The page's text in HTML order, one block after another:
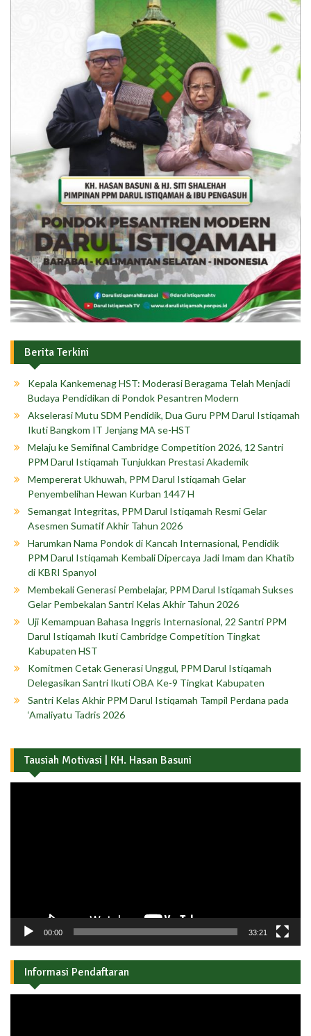
Berita Terkini
Kepala Kankemenag HST: Moderasi Beragama Telah Menjadi
Budaya Pendidikan di Pondok Pesantren Modern
Akselerasi Mutu SDM Pendidik, Dua Guru PPM Darul Istiqamah
Ikuti Bangkom IT Jenjang MA se-HST
Melaju ke Semifinal Cambridge Competition 2026, 12 Santri
PPM Darul Istiqamah Tunjukkan Prestasi Akademik
Mempererat Ukhuwah, PPM Darul Istiqamah Gelar
Penyembelihan Hewan Kurban 1447 H
Semangat Integritas, PPM Darul Istiqamah Resmi Gelar
Asesmen Sumatif Akhir Tahun 2026
Harumkan Nama Pondok di Kancah Internasional, Pendidik
PPM Darul Istiqamah Kembali Dipercaya Jadi Imam dan Khatib
di KBRI Spanyol
Membekali Generasi Pembelajar, PPM Darul Istiqamah Sukses
Gelar Pembekalan Santri Kelas Akhir Tahun 2026
Uji Kemampuan Bahasa Inggris Internasional, 22 Santri PPM
Darul Istiqamah Ikuti Cambridge Competition Tingkat
Kabupaten HST
Komitmen Cetak Generasi Unggul, PPM Darul Istiqamah
Delegasikan Santri Ikuti OBA Ke-9 Tingkat Kabupaten
Santri Kelas Akhir PPM Darul Istiqamah Tampil Perdana pada
‘Amaliyatu Tadris 2026
Tausiah Motivasi | KH. Hasan Basuni
00:00 33:21
Informasi Pendaftaran